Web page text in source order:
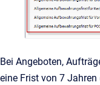
Bei Angeboten,
eine Frist von 7